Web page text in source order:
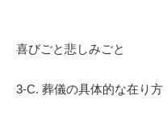
喜びごと悲しみごと
3-C. 葬儀の具体的な在り方